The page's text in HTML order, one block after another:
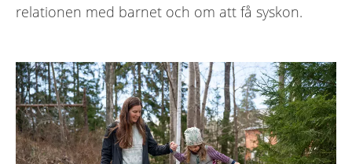
relationen med barnet och om att få syskon.